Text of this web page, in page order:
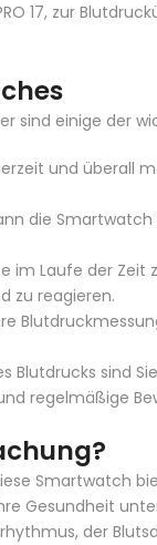
17, zur
sind einige der
und überall
die Smartwatch
im Laufe der Zeit
zu reagieren.
Blutdrucks sind
regelmäßige
Smartwatch
Gesundheit
der